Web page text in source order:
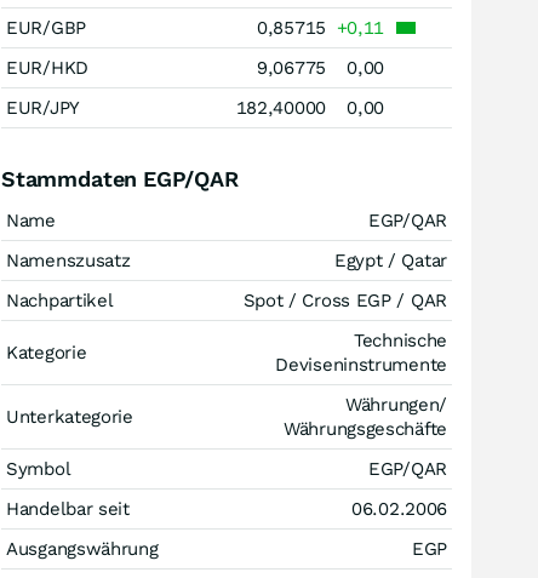
EUR/GBP
0,85715
+0,11
EUR/HKD
9,06775
0,00
EUR/JPY
182,40000 0,00
Stammdaten EGP/QAR
Name
EGP/QAR
Namenszusatz
Egypt / Qatar
Nachpartikel
Spot / Cross EGP / QAR
Kategorie
Technische
Deviseninstrumente
Unterkategorie
Währungen/
Währungsgeschäfte
Symbol
EGP/QAR
Handelbar seit
06.02.2006
Ausgangswährung
EGP